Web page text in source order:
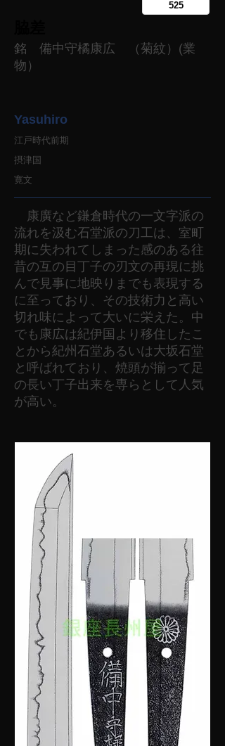
銘 備中守橘康広 （菊紋）(業
物）
Yasuhiro
江戸時代前期
摂津国
寛文
康廣など鎌倉時代の一文字派の
流れを汲む石堂派の刀工は、室町
期に失われてしまった感のある往
昔の互の目丁子の刃文の再現に挑
んで見事に地映りまでも表現する
に至っており、その技術力と高い
切れ味によって大いに栄えた。中
でも康広は紀伊国より移住したこ
とから紀州石堂あるいは大坂石堂
と呼ばれており、焼頭が揃って足
の長い丁子出来を専らとして人気
が高い。